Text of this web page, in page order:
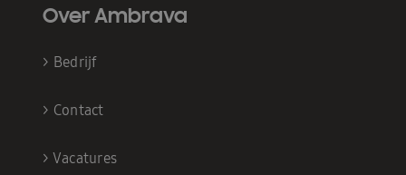
Over Ambrava
> Bedrijf
> Contact
> Vacatures